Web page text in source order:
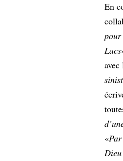
En
pour
Lacs
«